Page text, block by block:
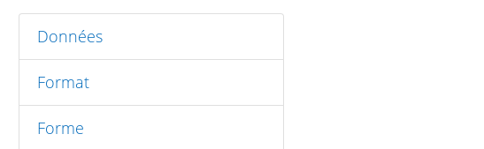
Données
Format
Forme